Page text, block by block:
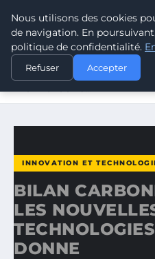
CLIMATE
ACCUEIL
INNOVATION ET
BILAN CARBONE : COMMENT
INNOVATION ET
BILAN
LES
DONNE
Nous utilisons des cookies
de navigation. En
politique de confidentialité.
Refuser Accepter